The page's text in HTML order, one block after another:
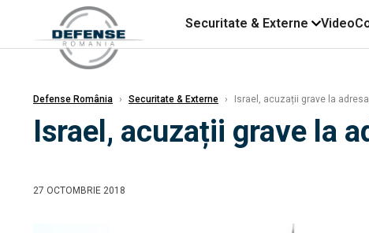
Securitate & Externe Video
Defense România › Securitate & Externe › Israel, acuzații grave la
Israel, acuzații grave la
27 OCTOMBRIE 2018